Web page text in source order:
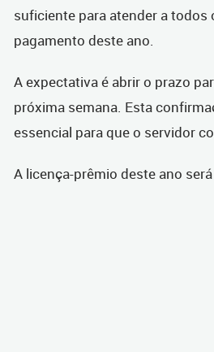
suficiente para atender a
pagamento deste ano.
A expectativa é abrir o prazo
próxima semana. Esta
essencial para que o servidor
A licença-prêmio deste ano